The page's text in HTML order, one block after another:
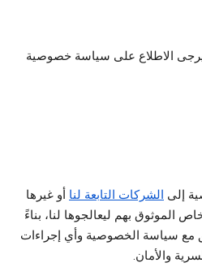
يرجى الاطلاع على سياسة خصوصية
إلى الشركات التابعة لنا أو غيرها
الموثوق بهم ليعالجوها لنا، بناءً
مع سياسة الخصوصية وأي إجراءات
والأمان.